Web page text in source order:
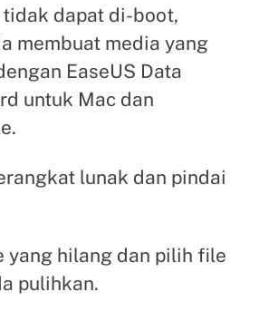
tidak dapat di-boot,
membuat media yang
EaseUS Data
untuk Mac dan
lunak dan pindai
yang hilang dan pilih file
pulihkan.